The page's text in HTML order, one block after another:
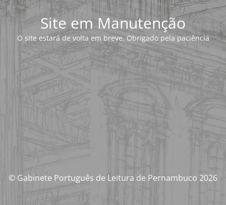
Site em Manutenção
O site estará de volta em breve. Obrigado pela paciência
© Gabinete Português de Leitura de Pernambuco 2026